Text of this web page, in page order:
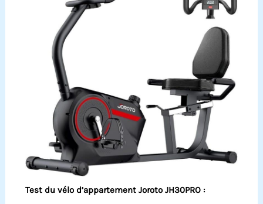
Test du vélo d’appartement Joroto JH30PRO :